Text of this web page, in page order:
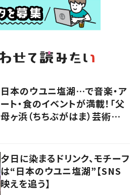
日本のウユニ塩湖…で音楽・ア
ート・食のイベントが満載！「父
母ヶ浜（ちちぶがはま）芸術祭
夕日に染まるドリンク、モチーフ
は“日本のウユニ塩湖”【SNS
映えを追う】